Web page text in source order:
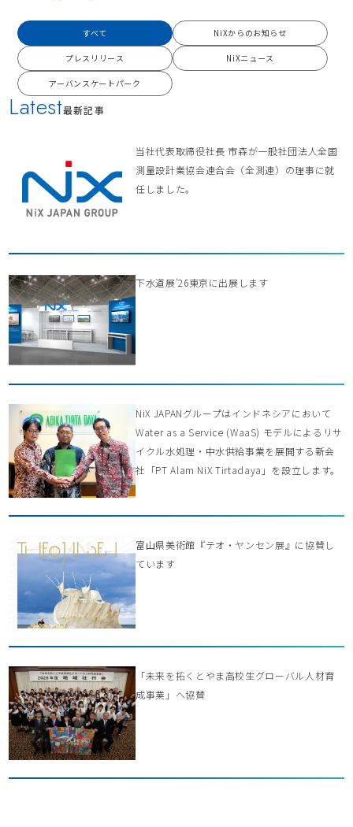
Latest最新記事
当社代表取締役社長 市森が一般社団法人全国
測量設計業協会連合会（全測連）の理事に就
任しました。
下水道展’26東京に出展します
NiX JAPANグループはインドネシアにおいて
Water as a Service (WaaS) モデルによるリサ
イクル水処理・中水供給事業を展開する新会
社「PT Alam NiX Tirtadaya」を設立します。
富山県美術館『テオ・ヤンセン展』に協賛し
ています
「未来を拓くとやま高校生グローバル人材育
成事業」へ協賛
すべて NiXからのお知らせ
プレスリリース NiXニュース
アーバンスケートパーク